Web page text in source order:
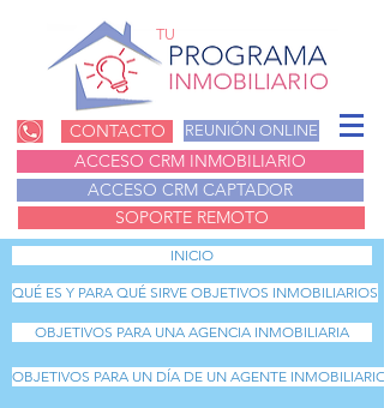
TU
CONTACTO REUNIÓN ONLINE
ACCESO CRM INMOBILIARIO
ACCESO CRM CAPTADOR
SOPORTE REMOTO
INICIO
QUÉ ES Y PARA QUÉ SIRVE OBJETIVOS INMOBILIARIOS
OBJETIVOS PARA UNA AGENCIA INMOBILIARIA
OBJETIVOS PARA UN DÍA DE UN AGENTE INMOBILIARIO